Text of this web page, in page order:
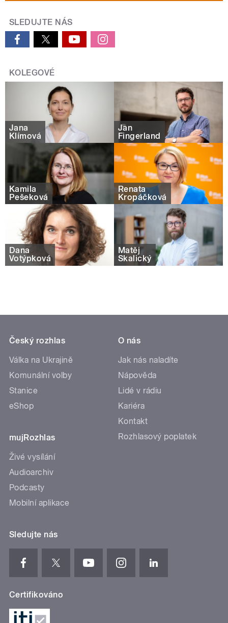
SLEDUJTE NÁS
KOLEGOVÉ
Jana
Klímová
Jan
Fingerland
Kamila
Pešeková
Renata
Kropáčková
Dana
Votýpková
Matěj
Skalický
Český rozhlas
Válka na Ukrajině
Komunální volby
Stanice
eShop
mujRozhlas
Živé vysílání
Audioarchiv
Podcasty
Mobilní aplikace
O nás
Jak nás naladíte
Nápověda
Lidé v rádiu
Kariéra
Kontakt
Rozhlasový poplatek
Sledujte nás
Certifikováno